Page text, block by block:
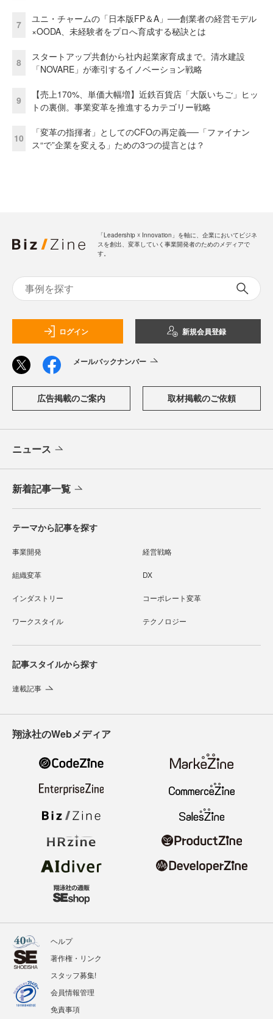
7
ユニ・チャームの「日本版FP＆A」──創業者の経営モデル
×OODA、未経験者をプロへ育成する秘訣とは
8
スタートアップ共創から社内起業家育成まで。清水建設
「NOVARE」が牽引するイノベーション戦略
9
【売上170%、単価大幅増】近鉄百貨店「大阪いちご」ヒッ
トの裏側。事業変革を推進するカテゴリー戦略
10
「変革の指揮者」としてのCFOの再定義──「ファイナン
ス“で”企業を変える」ための3つの提言とは？
「Leadership ☓ Innovation」を軸に、企業においてビジネ
スを創出、変革していく事業開発者のためのメディアで
す。
ログイン 新規会員登録
メールバックナンバー
広告掲載のご案内 取材掲載のご依頼
ニュース
新着記事一覧
テーマから記事を探す
事業開発 経営戦略
組織変革 DX
インダストリー コーポレート変革
ワークスタイル テクノロジー
記事スタイルから探す
連載記事
翔泳社のWebメディア
ヘルプ
著作権・リンク
スタッフ募集!
会員情報管理
免責事項